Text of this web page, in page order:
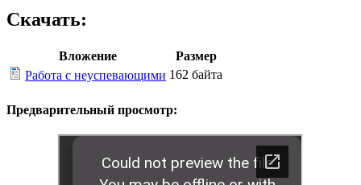
Скачать:
Вложение
Размер
Работа с неуспевающими 162 байта
Предварительный просмотр: